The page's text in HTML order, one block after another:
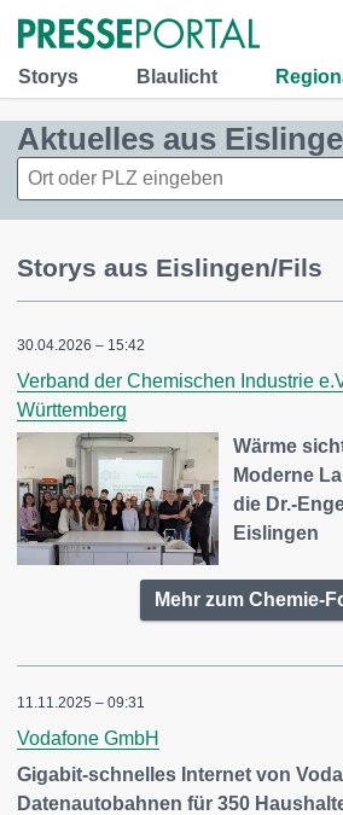
Storys Blaulicht
Aktuelles aus
Storys aus Eislingen/Fils
30.04.2026 – 15:42
Verband der Chemischen Industrie
Württemberg
Wärme
Moderne
die Dr.-
Eislingen
Mehr zum Chemie-
11.11.2025 – 09:31
Vodafone GmbH
Gigabit-schnelles Internet von
Datenautobahnen für 350